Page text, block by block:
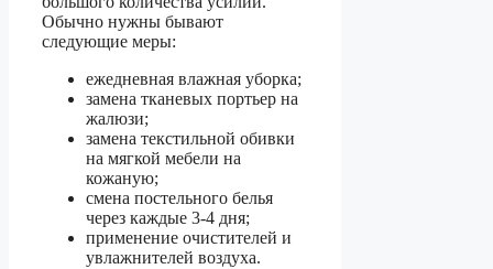
Обычно нужны бывают
следующие меры:
ежедневная влажная уборка;
замена тканевых портьер на
жалюзи;
замена текстильной обивки
на мягкой мебели на
кожаную;
смена постельного белья
через каждые 3-4 дня;
применение очистителей и
увлажнителей воздуха.